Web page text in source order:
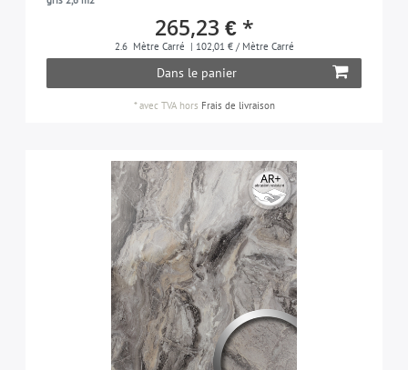
265,23 € *
2.6 Mètre Carré | 102,01 € / Mètre Carré
Dans le panier
*avec TVAhors Frais de livraison